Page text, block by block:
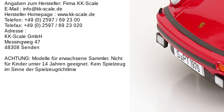
Angaben zum Hersteller: Firma KK-Scale
E-Mail : info@kk-scale.de
Hersteller Homepage : www.kk-scale.de
Telefon: +49 (0) 2597 / 69 23 00
Telefax: +49 (0) 2597 / 69 23 020
Adresse :
KK-Scale GmbH
Messingweg 47
48308 Senden
ACHTUNG: Modelle für erwachsene Sammler. Nicht
für Kinder unter 14 Jahren geeignet. Kein Spielzeug
im Sinne der Spielzeugrichtlinie